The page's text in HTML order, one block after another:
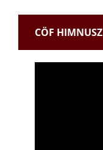
CÖF HIMNUSZ